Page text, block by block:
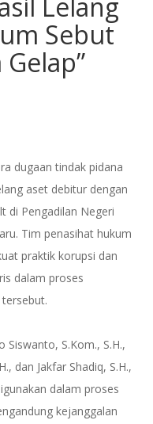
Sebut
dugaan tindak pidana
aset debitur dengan
di Pengadilan Negeri
Tim penasihat hukum
praktik korupsi dan
dalam proses
Siswanto, S.Kom., S.H.,
dan Jakfar Shadiq, S.H.,
dalam proses
kejanggalan